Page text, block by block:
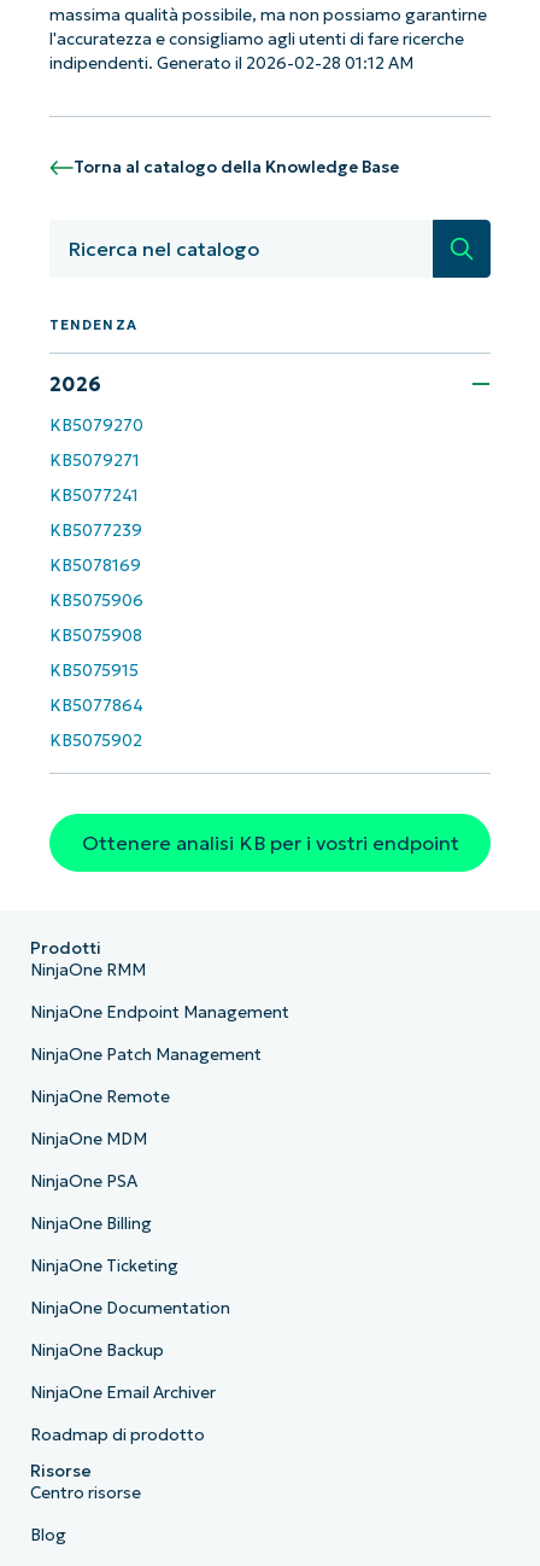
massima qualità possibile, ma non possiamo garantirne
l'accuratezza e consigliamo agli utenti di fare ricerche
indipendenti. Generato il 2026-02-28 01:12 AM
Torna al catalogo della Knowledge Base
Ricerca
TENDENZA
2026
KB5079270
KB5079271
KB5077241
KB5077239
KB5078169
KB5075906
KB5075908
KB5075915
KB5077864
KB5075902
Ottenere analisi KB per i vostri endpoint
email*
Phone
Prodotti
NinjaOne RMM
NinjaOne Endpoint Management
NinjaOne Patch Management
NinjaOne Remote
NinjaOne MDM
NinjaOne PSA
NinjaOne Billing
NinjaOne Ticketing
NinjaOne Documentation
NinjaOne Backup
NinjaOne Email Archiver
Roadmap di prodotto
Risorse
Centro risorse
Blog